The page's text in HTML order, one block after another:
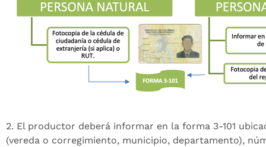
2. El productor deberá informar en la forma 3-101
(vereda o corregimiento, municipio, departamento),